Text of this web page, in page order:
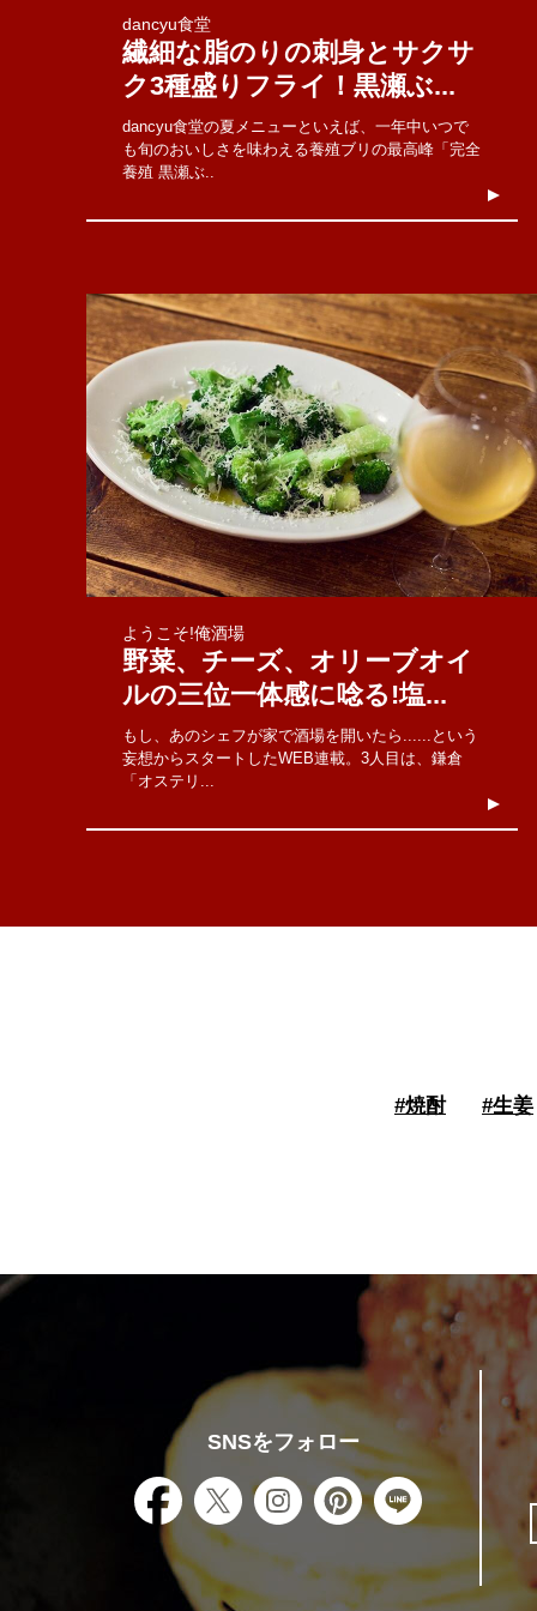
dancyu食堂
繊細な脂のりの刺身とサクサ
ク3種盛りフライ！黒瀬ぶ...
dancyu食堂の夏メニューといえば、一年中いつで
も旬のおいしさを味わえる養殖ブリの最高峰「完全
養殖 黒瀬ぶ..
ようこそ!俺酒場
野菜、チーズ、オリーブオイ
ルの三位一体感に唸る!塩...
もし、あのシェフが家で酒場を開いたら......という
妄想からスタートしたWEB連載。3人目は、鎌倉
「オステリ...
#焼酎 #生姜
SNSをフォロー